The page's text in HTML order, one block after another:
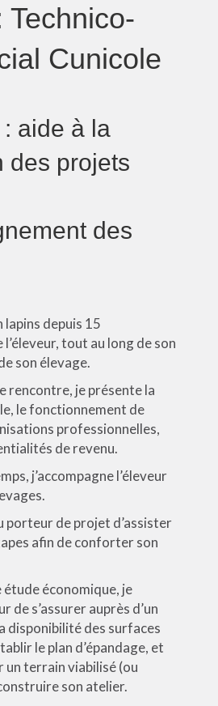
Technico-
Cunicole
aide à la
des projets
des
lapins depuis 15
l’éleveur, tout au long de son
son élevage.
rencontre, je présente la
le fonctionnement de
professionnelles,
de revenu.
j’accompagne l’éleveur
porteur de projet d’assister
afin de conforter son
économique, je
de s’assurer auprès d’un
disponibilité des surfaces
le plan d’épandage, et
un terrain viabilisé (ou
son atelier.